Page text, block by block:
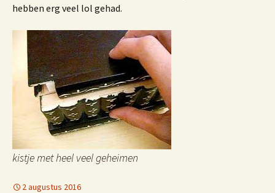
hebben erg veel lol gehad.
kistje met heel veel geheimen
2 augustus 2016